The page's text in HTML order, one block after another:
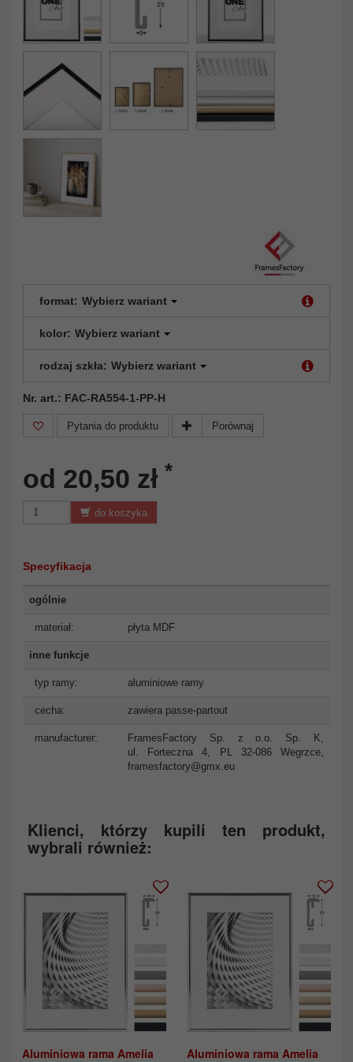
format: Wybierz wariant
kolor: Wybierz wariant
rodzaj szkła: Wybierz wariant
Nr. art.: FAC-RA554-1-PP-H
Pytania do produktu Porównaj
od 20,50 zł *
do koszyka
Specyfikacja
ogólnie
materiał: płyta MDF
inne funkcje
typ ramy: aluminiowe ramy
cecha: zawiera passe-partout
manufacturer:
FramesFactory Sp. z o.o. Sp. K,
ul. Forteczna 4, PL 32-086 Wegrzce,
framesfactory@gmx.eu
Klienci, którzy kupili ten produkt,
wybrali również:
Aluminiowa rama Amelia Aluminiowa rama Amelia